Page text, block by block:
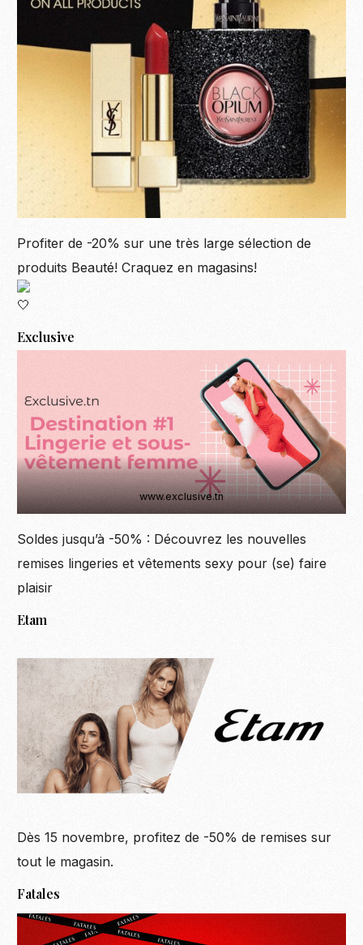
Profiter de -20% sur une très large sélection de
produits Beauté! Craquez en magasins!
Exclusive
www.exclusive.tn
Soldes jusqu’à -50% : Découvrez les nouvelles
remises lingeries et vêtements sexy pour (se) faire
plaisir
Etam
Dès 15 novembre, profitez de -50% de remises sur
tout le magasin.
Fatales